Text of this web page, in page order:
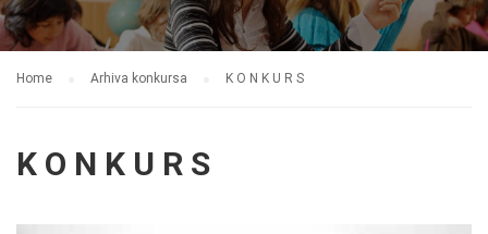
Home Arhiva konkursa K O N K U R S
K O N K U R S